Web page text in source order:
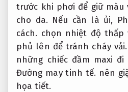
trước khi phơi để giữ
cho da. Nếu cần là ủi,
cách. chọn nhiệt độ thấp
phủ lên để tránh cháy
những chiếc đầm maxi
Đường may tinh tế. nên
họa tiết.